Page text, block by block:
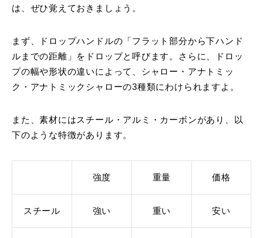
は、ぜひ覚えておきましょう。
まず、ドロップハンドルの「フラット部分から下ハンド
ルまでの距離」をドロップと呼びます。さらに、ドロッ
プの幅や形状の違いによって、シャロー・アナトミッ
ク・アナトミックシャローの3種類にわけられますよ。
また、素材にはスチール・アルミ・カーボンがあり、以
下のような特徴があります。
強度 重量 価格
スチール 強い 重い 安い